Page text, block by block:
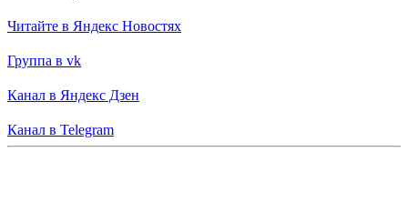
Читайте в Яндекс Новостях
Группа в vk
Канал в Яндекс Дзен
Канал в Telegram